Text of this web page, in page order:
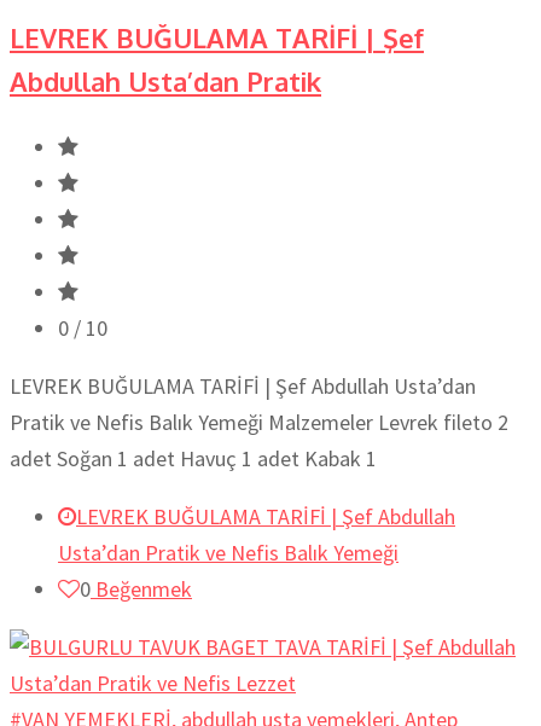
LEVREK BUĞULAMA TARİFİ | Şef
Abdullah Usta’dan Pratik
0 / 10
LEVREK BUĞULAMA TARİFİ | Şef Abdullah Usta’dan
Pratik ve Nefis Balık Yemeği Malzemeler Levrek fileto 2
adet Soğan 1 adet Havuç 1 adet Kabak 1
LEVREK BUĞULAMA TARİFİ | Şef Abdullah
Usta’dan Pratik ve Nefis Balık Yemeği
0 Beğenmek
#VAN YEMEKLERİ, abdullah usta yemekleri,Antep